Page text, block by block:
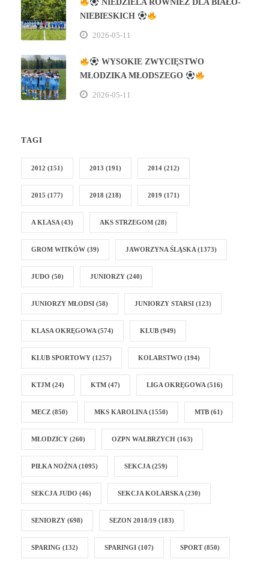
NIEDZIELA RÓWNIEŻ DLA BIAŁO-
NIEBIESKICH
2026-05-11
WYSOKIE ZWYCIĘSTWO
MŁODZIKA MŁODSZEGO
2026-05-11
TAGI
2012 (151) 2013 (191) 2014 (212)
2015 (177) 2018 (218) 2019 (171)
A KLASA(43) AKS STRZEGOM (28)
GROM WITKÓW (39) JAWORZYNA ŚLĄSKA(1373)
JUDO (50) JUNIORZY (240)
JUNIORZY MŁODSI (58) JUNIORZY STARSI (123)
KLASA OKRĘGOWA(574) KLUB (949)
KLUB SPORTOWY (1257) KOLARSTWO (194)
KTJM (24) KTM (47) LIGA OKRĘGOWA(516)
MECZ (850) MKS KAROLINA(1550) MTB (61)
MŁODZICY (260) OZPN WAŁBRZYCH (163)
PIŁKA NOŻNA(1095) SEKCJA(259)
SEKCJA JUDO (46) SEKCJA KOLARSKA(230)
SENIORZY (698) SEZON 2018/19 (183)
SPARING (132) SPARINGI (107) SPORT(850)